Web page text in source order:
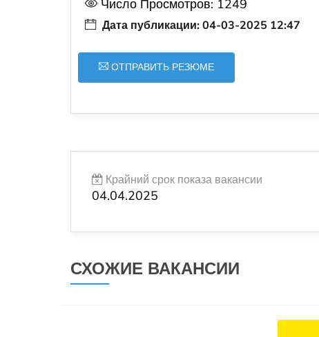
Число Просмотров: 1249
Дата публикации: 04-03-2025 12:47
ОТПРАВИТЬ РЕЗЮМЕ
Крайний срок показа вакансии
04.04.2025
СХОЖИЕ ВАКАНСИИ